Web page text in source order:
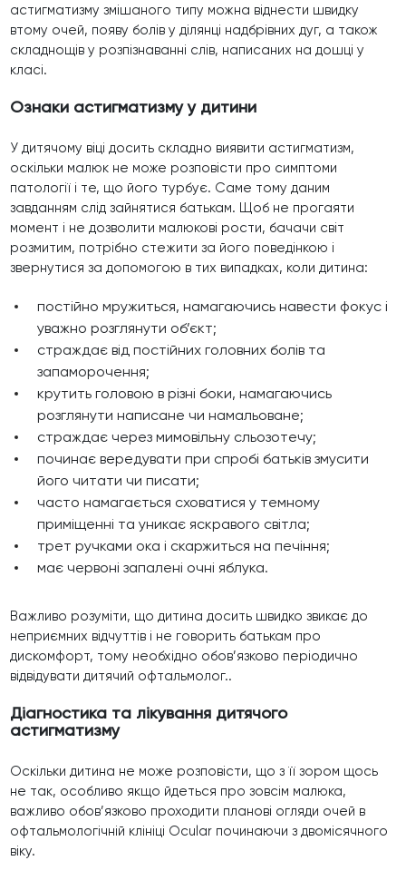
астигматизму змішаного типу можна віднести швидку
втому очей, появу болів у ділянці надбрівних дуг, а також
складнощів у розпізнаванні слів, написаних на дошці у
класі.
Ознаки астигматизму у дитини
У дитячому віці досить складно виявити астигматизм,
оскільки малюк не може розповісти про симптоми
патології і те, що його турбує. Саме тому даним
завданням слід зайнятися батькам. Щоб не прогаяти
момент і не дозволити малюкові рости, бачачи світ
розмитим, потрібно стежити за його поведінкою і
звернутися за допомогою в тих випадках, коли дитина:
постійно мружиться, намагаючись навести фокус і
уважно розглянути об’єкт;
страждає від постійних головних болів та
запаморочення;
крутить головою в різні боки, намагаючись
розглянути написане чи намальоване;
страждає через мимовільну сльозотечу;
починає вередувати при спробі батьків змусити
його читати чи писати;
часто намагається сховатися у темному
приміщенні та уникає яскравого світла;
трет ручками ока і скаржиться на печіння;
має червоні запалені очні яблука.
Важливо розуміти, що дитина досить швидко звикає до
неприємних відчуттів і не говорить батькам про
дискомфорт, тому необхідно обов’язково періодично
відвідувати дитячий офтальмолог..
Діагностика та лікування дитячого
астигматизму
Оскільки дитина не може розповісти, що з її зором щось
не так, особливо якщо йдеться про зовсім малюка,
важливо обов’язково проходити планові огляди очей в
офтальмологічній клініці Ocular починаючи з двомісячного
віку.